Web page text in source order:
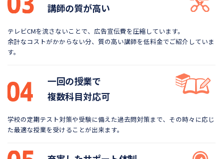
講師の質が高い
テレビCMを流さないことで、広告宣伝費を圧縮しています。
余計なコストがかからない分、質の高い講師を低料金でご紹介していま
す。
一回の授業で
複数科目対応可
学校の定期テスト対策や受験に備えた過去問対策まで、 その時々に応じ
た最適な授業を受けることが出来ます。